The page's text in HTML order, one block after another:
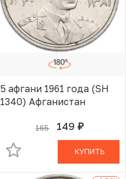
5 афгани 1961 года (SH
1340) Афганистан
165 149 руб.
В КОРЗИНЕ
КУПИТЬ